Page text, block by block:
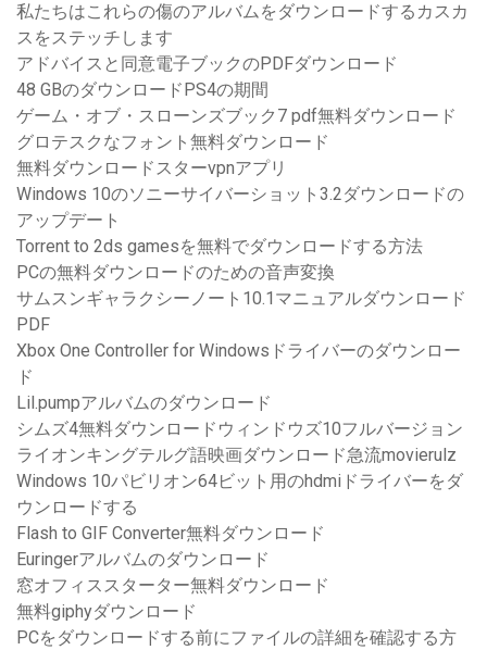
私たちはこれらの傷のアルバムをダウンロードするカスカ
スをステッチします
アドバイスと同意電子ブックのPDFダウンロード
48 GBのダウンロードPS4の期間
ゲーム・オブ・スローンズブック7 pdf無料ダウンロード
グロテスクなフォント無料ダウンロード
無料ダウンロードスターvpnアプリ
Windows 10のソニーサイバーショット3.2ダウンロードの
アップデート
Torrent to 2ds gamesを無料でダウンロードする方法
PCの無料ダウンロードのための音声変換
サムスンギャラクシーノート10.1マニュアルダウンロード
PDF
Xbox One Controller for Windowsドライバーのダウンロー
ド
Lil.pumpアルバムのダウンロード
シムズ4無料ダウンロードウィンドウズ10フルバージョン
ライオンキングテルグ語映画ダウンロード急流movierulz
Windows 10パビリオン64ビット用のhdmiドライバーをダ
ウンロードする
Flash to GIF Converter無料ダウンロード
Euringerアルバムのダウンロード
窓オフィススターター無料ダウンロード
無料giphyダウンロード
PCをダウンロードする前にファイルの詳細を確認する方